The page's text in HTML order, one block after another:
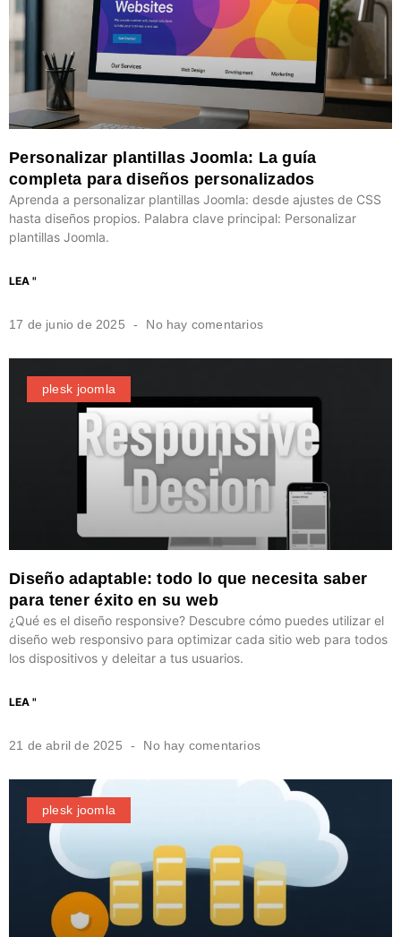
Personalizar plantillas Joomla: La guía
completa para diseños personalizados
Aprenda a personalizar plantillas Joomla: desde ajustes de CSS
hasta diseños propios. Palabra clave principal: Personalizar
plantillas Joomla.
LEA "
17 de junio de 2025 No hay comentarios
plesk joomla
Diseño adaptable: todo lo que necesita saber
para tener éxito en su web
¿Qué es el diseño responsive? Descubre cómo puedes utilizar el
diseño web responsivo para optimizar cada sitio web para todos
los dispositivos y deleitar a tus usuarios.
LEA "
21 de abril de 2025 No hay comentarios
plesk joomla